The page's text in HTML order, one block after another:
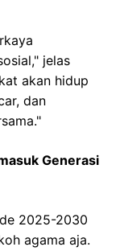
jelas
akan hidup
dan
Generasi
2025-2030
agama aja.